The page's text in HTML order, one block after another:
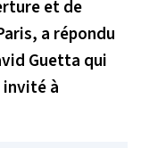
et de
a répondu
Guetta qui
invité à